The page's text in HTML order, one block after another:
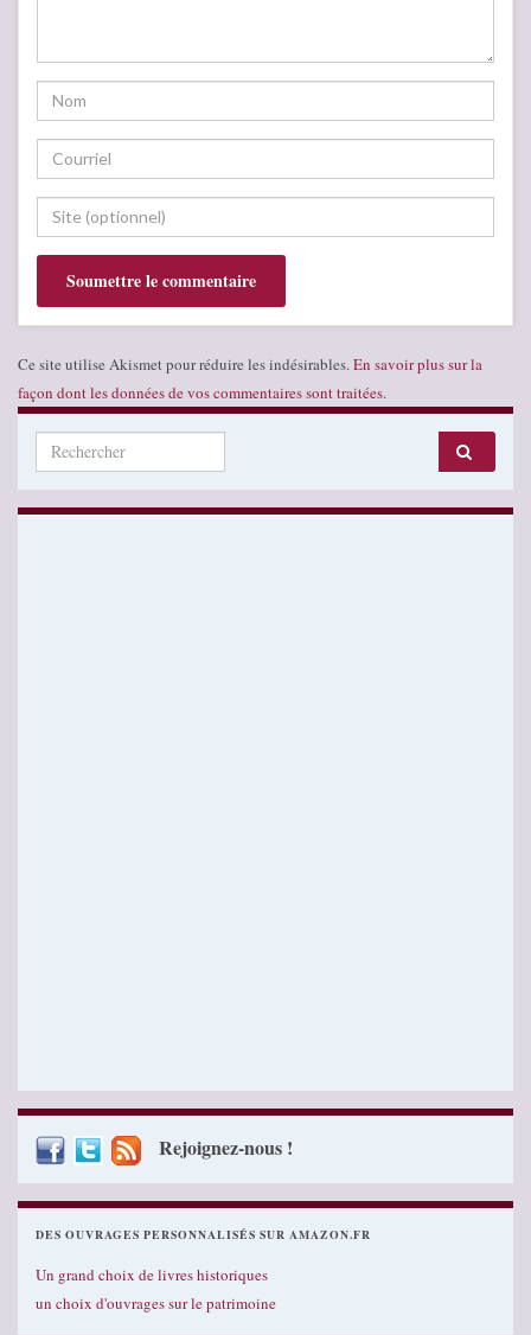
Ce site utilise Akismet pour réduire les indésirables. En savoir plus sur la
façon dont les données de vos commentaires sont traitées.
Search for:
Rejoignez-nous !
DES OUVRAGES PERSONNALISÉS SUR AMAZON.FR
Un grand choix de livres historiques
un choix d'ouvrages sur le patrimoine